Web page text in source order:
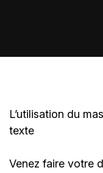
L’utilisation du
texte
Venez faire votre